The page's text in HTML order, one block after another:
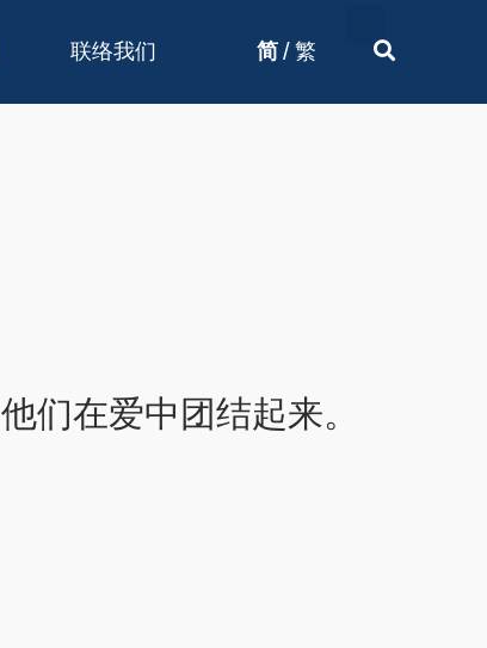
联络我们 简 / 繁
们在爱中团结起来。